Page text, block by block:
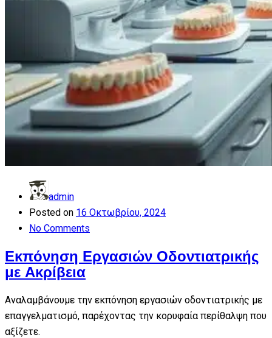
admin
Posted on 16 Οκτωβρίου, 2024
No Comments
Εκπόνηση Εργασιών Οδοντιατρικής
με Ακρίβεια
Αναλαμβάνουμε την εκπόνηση εργασιών οδοντιατρικής με
επαγγελματισμό, παρέχοντας την κορυφαία περίθαλψη που
αξίζετε.